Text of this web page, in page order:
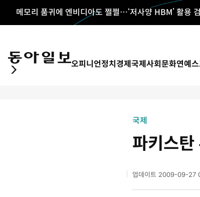
메모리 품귀에 엔비디아도 쩔쩔…‘저사양 HBM’ 활용
오피니언정치경제국제사회문화연예
국제
파키스탄
업데이트 2009-09-27